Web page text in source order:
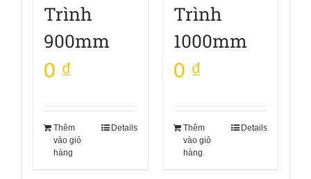
Trình
900mm
0 ₫
Thêm
vào giỏ
hàng
Details
Trình
1000mm
0 ₫
Thêm
vào giỏ
hàng
Details